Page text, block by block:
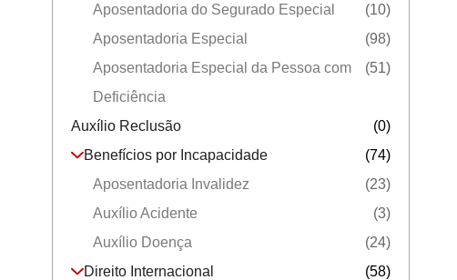
Aposentadoria do Segurado Especial
(10)
Aposentadoria Especial
(98)
Aposentadoria Especial da Pessoa com
Deficiência
(51)
Auxílio Reclusão
(0)
Benefícios por Incapacidade
(74)
Aposentadoria Invalidez
(23)
Auxílio Acidente
(3)
Auxílio Doença
(24)
Direito Internacional
(58)